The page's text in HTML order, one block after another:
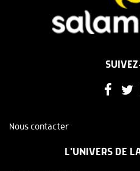
Nous contacter
L'UNIVERS DE